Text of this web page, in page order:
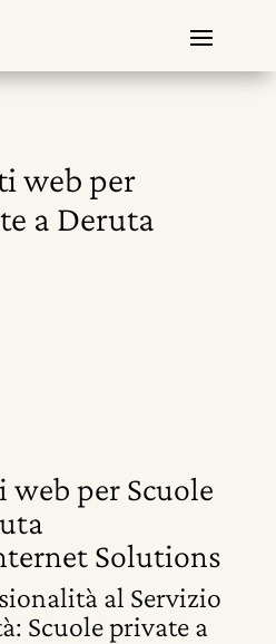
web per
a Deruta
web per Scuole
Solutions
al Servizio
Scuole private a